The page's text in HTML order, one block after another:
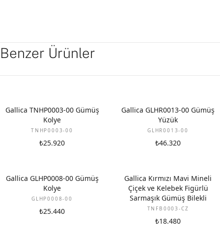
Benzer Ürünler
Gallica TNHP0003-00 Gümüş
Kolye
TNHP0003-00
₺25.920
Gallica GLHR0013-00 Gümüş
Yüzük
GLHR0013-00
₺46.320
Gallica GLHP0008-00 Gümüş
Kolye
GLHP0008-00
₺25.440
Gallica Kırmızı Mavi Mineli
Çiçek ve Kelebek Figürlü
Sarmaşık Gümüş Bilekli
TNFB0003-CZ
₺18.480